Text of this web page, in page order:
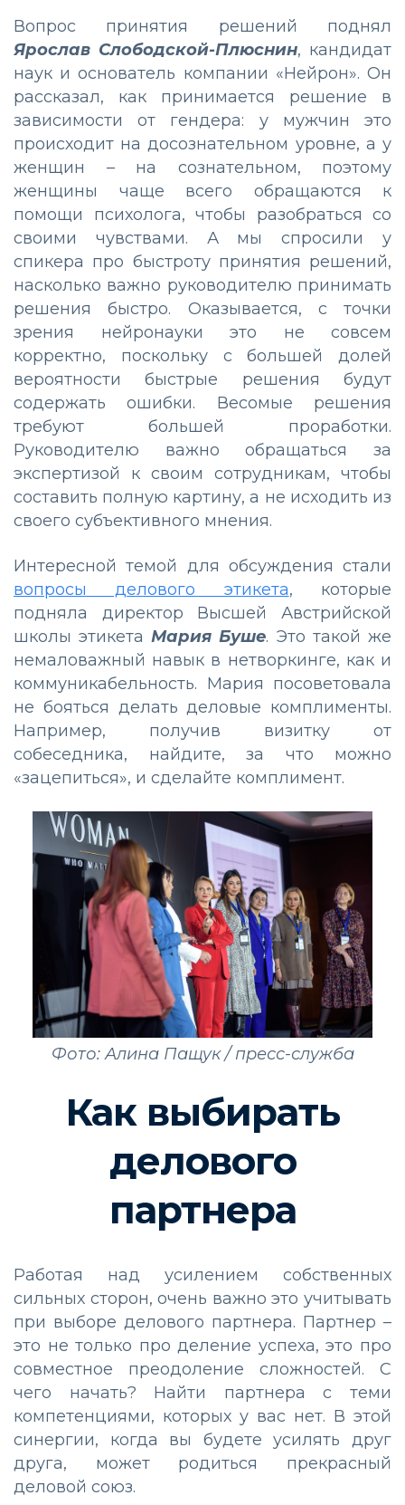
Вопрос принятия решений поднял
Ярослав Слободской-Плюснин, кандидат
наук и основатель компании «Нейрон». Он
рассказал, как принимается решение в
зависимости от гендера: у мужчин это
происходит на досознательном уровне, а у
женщин – на сознательном, поэтому
женщины чаще всего обращаются к
помощи психолога, чтобы разобраться со
своими чувствами. А мы спросили у
спикера про быстроту принятия решений,
насколько важно руководителю принимать
решения быстро. Оказывается, с точки
зрения нейронауки это не совсем
корректно, поскольку с большей долей
вероятности быстрые решения будут
содержать ошибки. Весомые решения
требуют большей проработки.
Руководителю важно обращаться за
экспертизой к своим сотрудникам, чтобы
составить полную картину, а не исходить из
своего субъективного мнения.
Интересной темой для обсуждения стали
вопросы делового этикета, которые
подняла директор Высшей Австрийской
школы этикета Мария Буше. Это такой же
немаловажный навык в нетворкинге, как и
коммуникабельность. Мария посоветовала
не бояться делать деловые комплименты.
Например, получив визитку от
собеседника, найдите, за что можно
«зацепиться», и сделайте комплимент.
Фото: Алина Пащук / пресс-служба
Как выбирать
делового
партнера
Работая над усилением собственных
сильных сторон, очень важно это учитывать
при выборе делового партнера. Партнер –
это не только про деление успеха, это про
совместное преодоление сложностей. С
чего начать? Найти партнера с теми
компетенциями, которых у вас нет. В этой
синергии, когда вы будете усилять друг
друга, может родиться прекрасный
деловой союз.